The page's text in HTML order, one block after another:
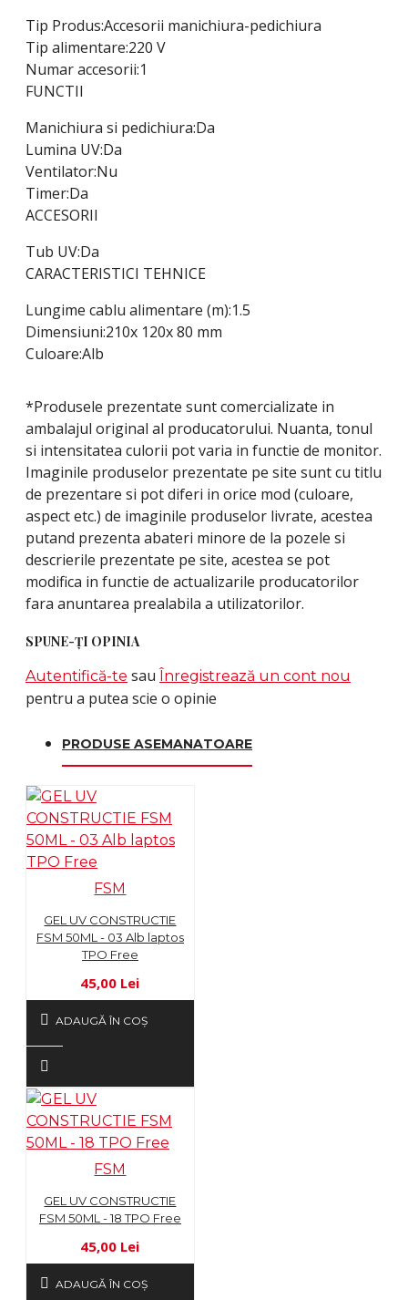
Tip Produs:Accesorii manichiura-pedichiura
Tip alimentare:220 V
Numar accesorii:1
FUNCTII
Manichiura si pedichiura:Da
Lumina UV:Da
Ventilator:Nu
Timer:Da
ACCESORII
Tub UV:Da
CARACTERISTICI TEHNICE
Lungime cablu alimentare (m):1.5
Dimensiuni:210x 120x 80 mm
Culoare:Alb
*Produsele prezentate sunt comercializate in
ambalajul original al producatorului. Nuanta, tonul
si intensitatea culorii pot varia in functie de monitor.
Imaginile produselor prezentate pe site sunt cu titlu
de prezentare si pot diferi in orice mod (culoare,
aspect etc.) de imaginile produselor livrate, acestea
putand prezenta abateri minore de la pozele si
descrierile prezentate pe site, acestea se pot
modifica in functie de actualizarile producatorilor
fara anuntarea prealabila a utilizatorilor.
SPUNE-ŢI OPINIA
Autentifică-te sau Înregistrează un cont nou
pentru a putea scie o opinie
PRODUSE ASEMANATOARE
FSM
GEL UV CONSTRUCTIE
FSM 50ML - 03 Alb laptos
TPO Free
45,00 Lei
ADAUGĂ ÎN COŞ
FSM
GEL UV CONSTRUCTIE
FSM 50ML - 18 TPO Free
45,00 Lei
ADAUGĂ ÎN COŞ